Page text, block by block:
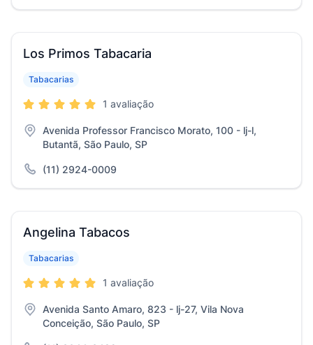
Los Primos Tabacaria
Tabacarias
1 avaliação
Avenida Professor Francisco Morato, 100 - lj-l,
Butantã, São Paulo, SP
(11) 2924-0009
Angelina Tabacos
Tabacarias
1 avaliação
Avenida Santo Amaro, 823 - lj-27, Vila Nova
Conceição, São Paulo, SP